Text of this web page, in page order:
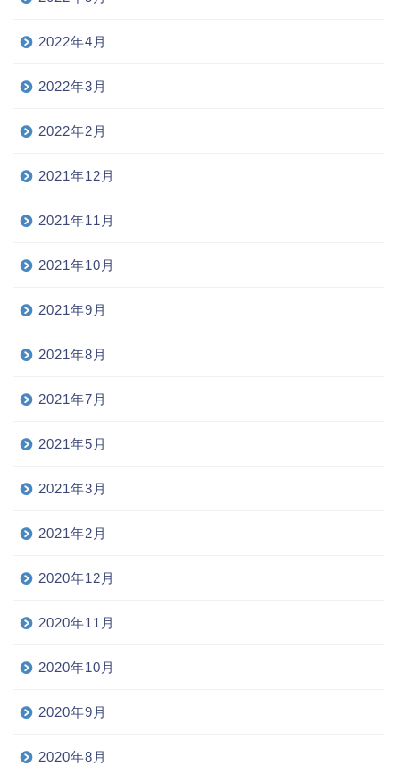
2022年4月
2022年3月
2022年2月
2021年12月
2021年11月
2021年10月
2021年9月
2021年8月
2021年7月
2021年5月
2021年3月
2021年2月
2020年12月
2020年11月
2020年10月
2020年9月
2020年8月